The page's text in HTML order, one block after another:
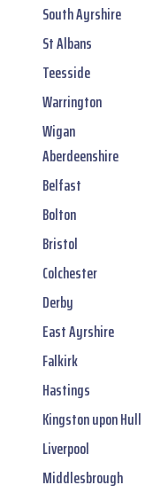
South Ayrshire
St Albans
Teesside
Warrington
Wigan
Aberdeenshire
Belfast
Bolton
Bristol
Colchester
Derby
East Ayrshire
Falkirk
Hastings
Kingston upon Hull
Liverpool
Middlesbrough